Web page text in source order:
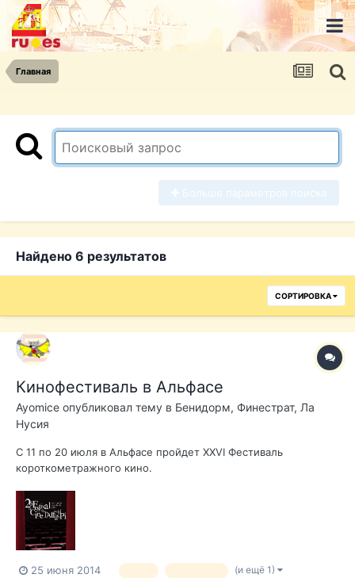
Главная
Найдено 6 результатов
СОРТИРОВКА
Кинофестиваль в Альфасе
Ayomice опубликовал тему в Бенидорм, Финестрат, Ла
Нусия
С 11 по 20 июля в Альфасе пройдет XXVI Фестиваль
короткометражного кино.
25 июня 2014 (и ещё 1)